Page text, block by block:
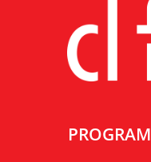
PROGRAM